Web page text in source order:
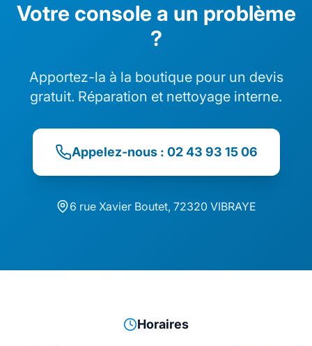
Votre console a un problème
?
Apportez-la à la boutique pour un devis
gratuit. Réparation et nettoyage interne.
Appelez-nous : 02 43 93 15 06
6 rue Xavier Boutet, 72320 VIBRAYE
Horaires